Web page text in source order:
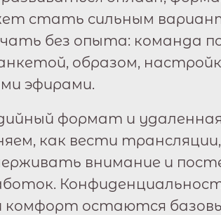
стать сильным
без опыта: команда
образом,
эфирами.
формат и
как вести
внимание и
комфорт остаются